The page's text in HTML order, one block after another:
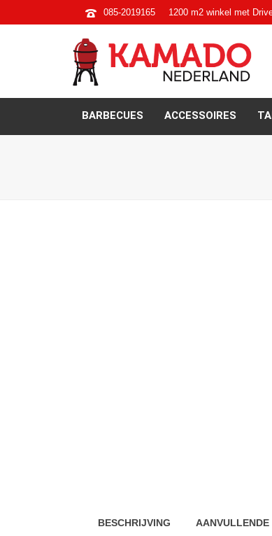
085-2019165 1200 m2 winkel met
BARBECUES ACCESSOIRES
BESCHRIJVING AANVULLENDE